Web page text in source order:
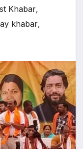
Khabar,
khabar,